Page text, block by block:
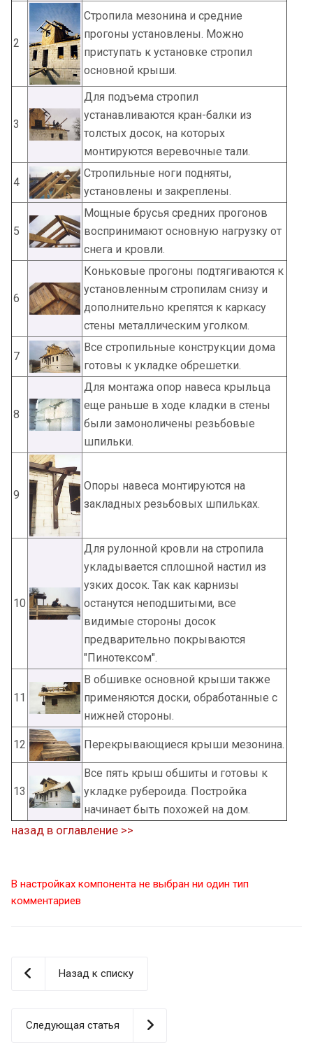
2
Стропила мезонина и средние
прогоны установлены. Можно
приступать к установке стропил
основной крыши.
3
Для подъема стропил
устанавливаются кран-балки из
толстых досок, на которых
монтируются веревочные тали.
4
Стропильные ноги подняты,
установлены и закреплены.
5
Мощные брусья средних прогонов
воспринимают основную нагрузку от
снега и кровли.
6
Коньковые прогоны подтягиваются к
установленным стропилам снизу и
дополнительно крепятся к каркасу
стены металлическим уголком.
7
Все стропильные конструкции дома
готовы к укладке обрешетки.
8
Для монтажа опор навеса крыльца
еще раньше в ходе кладки в стены
были замоноличены резьбовые
шпильки.
9
Опоры навеса монтируются на
закладных резьбовых шпильках.
10
Для рулонной кровли на стропила
укладывается сплошной настил из
узких досок. Так как карнизы
останутся неподшитыми, все
видимые стороны досок
предварительно покрываются
"Пинотексом".
11
В обшивке основной крыши также
применяются доски, обработанные с
нижней стороны.
12 Перекрывающиеся крыши мезонина.
13
Все пять крыш обшиты и готовы к
укладке рубероида. Постройка
начинает быть похожей на дом.
назад в оглавление >>
В настройках компонента не выбран ни один тип
комментариев
Назад к списку
Следующая статья